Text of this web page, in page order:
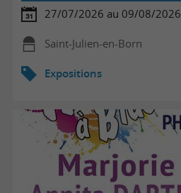
27/07/2026 au 09/08/2026
Saint-Julien-en-Born
Expositions